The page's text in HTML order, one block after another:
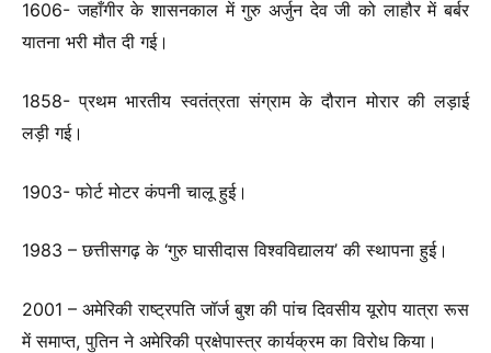
1606- जहाँगीर के शासनकाल में गुरु अर्जुन देव जी को लाहौर में बर्बर
यातना भरी मौत दी गई।
1858- प्रथम भारतीय स्वतंत्रता संग्राम के दौरान मोरार की लड़ाई
लड़ी गई।
1903- फोर्ट मोटर कंपनी चालू हुई।
1983 – छत्तीसगढ़ के ‘गुरु घासीदास विश्वविद्यालय’ की स्थापना हुई।
2001 – अमेरिकी राष्ट्रपति जॉर्ज बुश की पांच दिवसीय यूरोप यात्रा रूस
में समाप्त, पुतिन ने अमेरिकी प्रक्षेपास्त्र कार्यक्रम का विरोध किया।